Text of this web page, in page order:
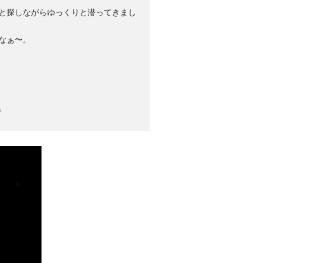
探しながらゆっくりと潜ってきまし
ぁ〜。